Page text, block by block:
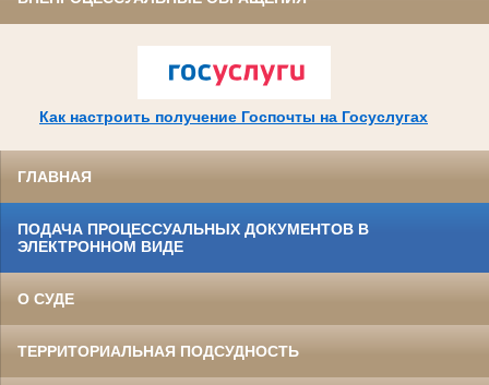
Как настроить получение Госпочты на Госуслугах
ГЛАВНАЯ
ПОДАЧА ПРОЦЕССУАЛЬНЫХ ДОКУМЕНТОВ В
ЭЛЕКТРОННОМ ВИДЕ
О СУДЕ
ТЕРРИТОРИАЛЬНАЯ ПОДСУДНОСТЬ